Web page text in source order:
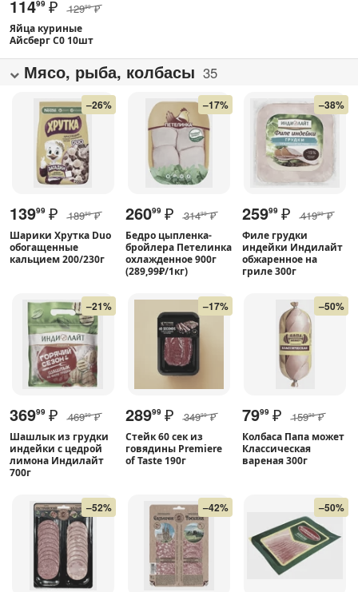
11499 ₽ 12999 ₽
Яйца куриные
Айсберг С0 10шт
Мясо, рыба, колбасы 35
–26%
13999 ₽ 18999 ₽
Шарики Хрутка Duo
обогащенные
кальцием 200/230г
–17%
26099 ₽ 31499 ₽
Бедро цыпленка-
бройлера Петелинка
охлажденное 900г
(289,99₽/1кг)
–38%
25999 ₽ 41999 ₽
Филе грудки
индейки Индилайт
обжаренное на
гриле 300г
–21%
36999 ₽ 46999 ₽
Шашлык из грудки
индейки с цедрой
лимона Индилайт
700г
–17%
28999 ₽ 34999 ₽
Стейк 60 сек из
говядины Premiere
of Taste 190г
–50%
7999 ₽ 15998 ₽
Колбаса Папа может
Классическая
вареная 300г
–52% –42% –50%